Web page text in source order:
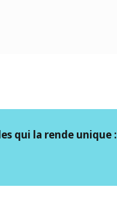
qui la rende unique :